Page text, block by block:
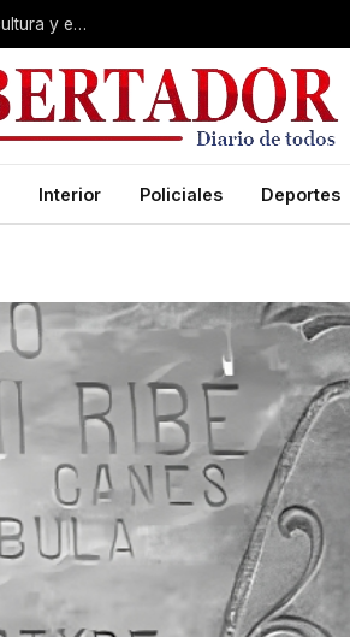
Polich y Lourdes Sánchez firmaron convenio para potenciar la cultura y el turismo en Corrientes
Interior Policiales Deportes